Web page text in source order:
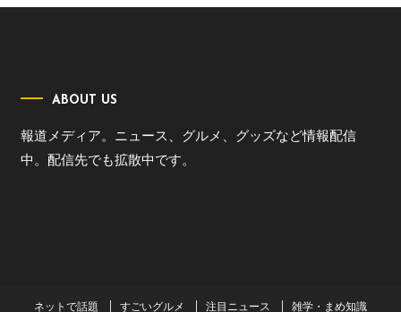
ABOUT US
報道メディア。ニュース、グルメ、グッズなど情報配信
中。配信先でも拡散中です。
ネットで話題 すごいグルメ 注目ニュース 雑学・まめ知識